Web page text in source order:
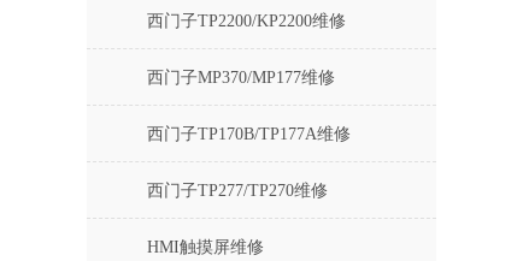
西门子TP2200/KP2200维修
西门子MP370/MP177维修
西门子TP170B/TP177A维修
西门子TP277/TP270维修
HMI触摸屏维修